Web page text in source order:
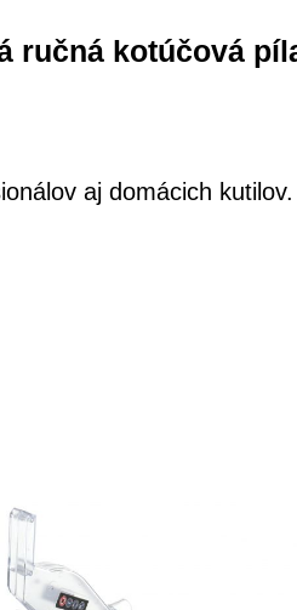
ručná kotúčová
aj domácich kutilov.